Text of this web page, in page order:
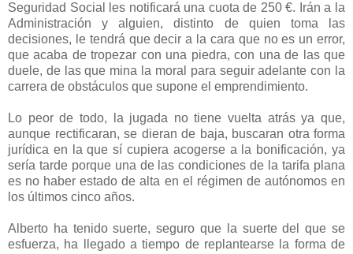
Seguridad Social les notificará una cuota de 250 €. Irán a la
Administración y alguien, distinto de quien toma las
decisiones, le tendrá que decir a la cara que no es un error,
que acaba de tropezar con una piedra, con una de las que
duele, de las que mina la moral para seguir adelante con la
carrera de obstáculos que supone el emprendimiento.
Lo peor de todo, la jugada no tiene vuelta atrás ya que,
aunque rectificaran, se dieran de baja, buscaran otra forma
jurídica en la que sí cupiera acogerse a la bonificación, ya
sería tarde porque una de las condiciones de la tarifa plana
es no haber estado de alta en el régimen de autónomos en
los últimos cinco años.
Alberto ha tenido suerte, seguro que la suerte del que se
esfuerza, ha llegado a tiempo de replantearse la forma de